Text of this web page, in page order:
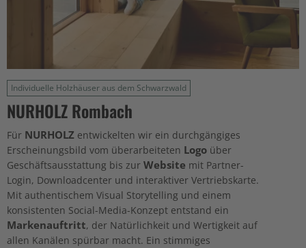
Individuelle Holzhäuser aus dem Schwarzwald
NURHOLZ Rombach
Für NURHOLZ entwickelten wir ein durchgängiges
Erscheinungsbild vom überarbeiteten Logo über
Geschäftsausstattung bis zur Website mit Partner-
Login, Downloadcenter und interaktiver Vertriebskarte.
Mit authentischem Visual Storytelling und einem
konsistenten Social-Media-Konzept entstand ein
Markenauftritt, der Natürlichkeit und Wertigkeit auf
allen Kanälen spürbar macht. Ein stimmiges